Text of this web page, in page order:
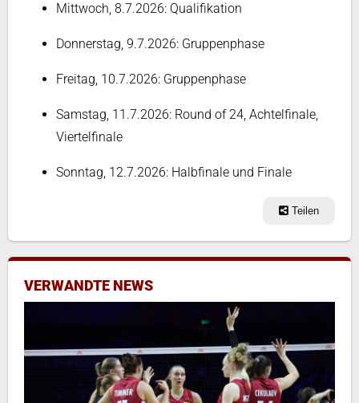
Mittwoch, 8.7.2026: Qualifikation
Donnerstag, 9.7.2026: Gruppenphase
Freitag, 10.7.2026: Gruppenphase
Samstag, 11.7.2026: Round of 24, Achtelfinale,
Viertelfinale
Sonntag, 12.7.2026: Halbfinale und Finale
Teilen
VERWANDTE NEWS